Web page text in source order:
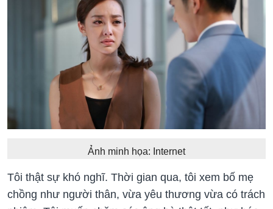
Ảnh minh họa: Internet
Tôi thật sự khó nghĩ. Thời gian qua, tôi xem bố mẹ
chồng như người thân, vừa yêu thương vừa có trách